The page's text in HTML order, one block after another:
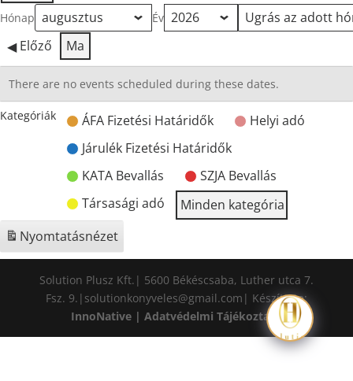
Hónap Év
Előző Ma
There are no events scheduled during these dates.
Kategóriák ÁFA Fizetési Határidők
Helyi adó
Járulék Fizetési Határidők
KATA Bevallás
SZJA Bevallás
Társasági adó
Minden kategória
Nyomtatásnézet
Solution Plusz Kft.| 5600 Békéscsaba, Luther utca 7.
Fsz. 9.|solutionkonyveles@gmail.com| Készítette:
InnoNative |Adatvédelmi Tájékoztató